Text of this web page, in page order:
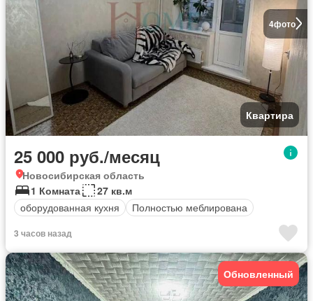
4фото
Квартира
25 000 руб./месяц
Новосибирская область
1 Комната
27 кв.м
оборудованная кухня
Полностью меблирована
3 часов назад
Обновленный